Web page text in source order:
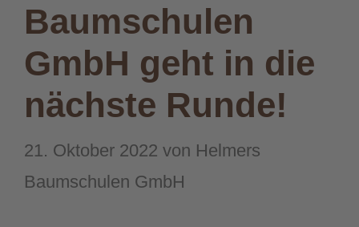
Baumschulen
GmbH geht in die
nächste Runde!
21. Oktober 2022 von Helmers
Baumschulen GmbH